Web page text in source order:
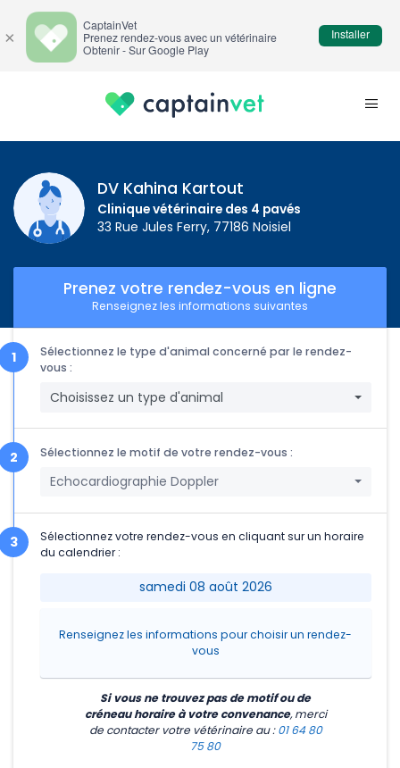
DV Kahina Kartout
Clinique vétérinaire des 4 pavés
33 Rue Jules Ferry, 77186 Noisiel
Prenez votre rendez-vous en ligne
Renseignez les informations suivantes
Sélectionnez le type d'animal concerné par le rendez-
vous :
Choisissez un type d'animal
Sélectionnez le motif de votre rendez-vous :
Echocardiographie Doppler
Sélectionnez votre rendez-vous en cliquant sur un horaire
du calendrier :
samedi 08 août 2026
Renseignez les informations pour choisir un rendez-
vous
Si vous ne trouvez pas de motif ou de
créneau horaire à votre convenance, merci
de contacter votre vétérinaire au :01 64 80
75 80
×
CaptainVet
Prenez rendez-vous avec un vétérinaire
Obtenir - Sur Google Play
Installer